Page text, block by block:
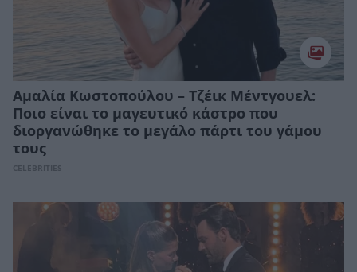
Αμαλία Κωστοπούλου – Τζέικ Μέντγουελ:
Ποιο είναι το μαγευτικό κάστρο που
διοργανώθηκε το μεγάλο πάρτι του γάμου
τους
CELEBRITIES